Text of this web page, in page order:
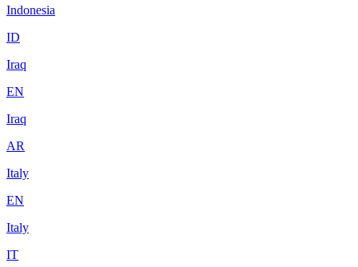
Indonesia
ID
Iraq
EN
Iraq
AR
Italy
EN
Italy
IT